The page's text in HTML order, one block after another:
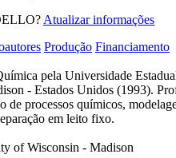
Atualizar informações
Produção Financiamento
pela Universidade
- Estados Unidos (1993).
de processos químicos,
em leito fixo.
of Wisconsin - Madison